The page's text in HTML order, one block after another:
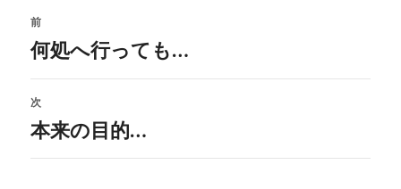
投
稿
ナ
ビ
ゲ
前
過
投
稿:
何処へ行っても…
次
次
本来の目的…